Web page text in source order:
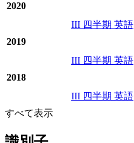
2020
III 四半期 英語
2019
III 四半期 英語
2018
III 四半期 英語
すべて表示